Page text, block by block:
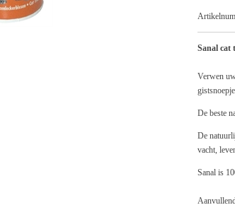
Sanal cat
Verwen
De beste
De
vacht,
Sanal is